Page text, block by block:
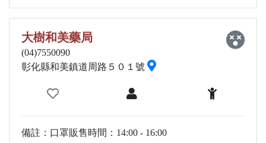
大樹和美藥局
(04)7550090
彰化縣和美鎮道周路５０１號
備註：口罩販售時間：14:00 - 16:00